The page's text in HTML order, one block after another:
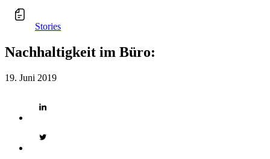
Stories
Nachhaltigkeit im Büro:
19. Juni 2019